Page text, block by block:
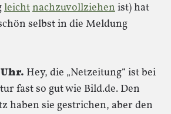
leichtnachzuvollziehenist) hat
selbst in die Meldung
Hey, die „Netzeitung“ ist bei
fast so gut wie Bild.de. Den
haben sie gestrichen, aber den